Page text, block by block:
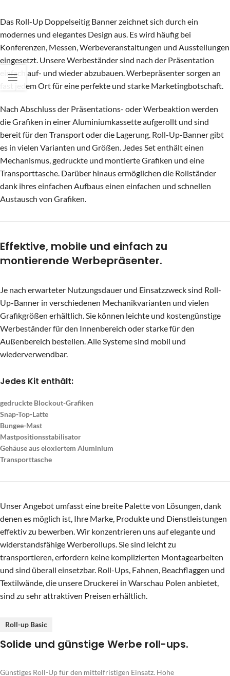
Das Roll-Up Doppelseitig Banner zeichnet sich durch ein
modernes und elegantes Design aus. Es wird häufig bei
Konferenzen, Messen, Werbeveranstaltungen und Ausstellungen
eingesetzt. Unsere Werbeständer sind nach der Präsentation
einfach auf- und wieder abzubauen. Werbepräsenter sorgen an
fast jedem Ort für eine perfekte und starke Marketingbotschaft.
Nach Abschluss der Präsentations- oder Werbeaktion werden
die Grafiken in einer Aluminiumkassette aufgerollt und sind
bereit für den Transport oder die Lagerung. Roll-Up-Banner gibt
es in vielen Varianten und Größen. Jedes Set enthält einen
Mechanismus, gedruckte und montierte Grafiken und eine
Transporttasche. Darüber hinaus ermöglichen die Rollständer
dank ihres einfachen Aufbaus einen einfachen und schnellen
Austausch von Grafiken.
Effektive, mobile und einfach zu
montierende Werbepräsenter.
Je nach erwarteter Nutzungsdauer und Einsatzzweck sind Roll-
Up-Banner in verschiedenen Mechanikvarianten und vielen
Grafikgrößen erhältlich. Sie können leichte und kostengünstige
Werbeständer für den Innenbereich oder starke für den
Außenbereich bestellen. Alle Systeme sind mobil und
wiederverwendbar.
Jedes Kit enthält:
gedruckte Blockout-Grafiken
Snap-Top-Latte
Bungee-Mast
Mastpositionsstabilisator
Gehäuse aus eloxiertem Aluminium
Transporttasche
Unser Angebot umfasst eine breite Palette von Lösungen, dank
denen es möglich ist, Ihre Marke, Produkte und Dienstleistungen
effektiv zu bewerben. Wir konzentrieren uns auf elegante und
widerstandsfähige Werberollups. Sie sind leicht zu
transportieren, erfordern keine komplizierten Montagearbeiten
und sind überall einsetzbar. Roll-Ups, Fahnen, Beachflaggen und
Textilwände, die unsere Druckerei in Warschau Polen anbietet,
sind zu sehr attraktiven Preisen erhältlich.
Roll-up Basic
Solide und günstige Werbe roll-ups.
Günstiges Roll-Up für den mittelfristigen Einsatz. Hohe